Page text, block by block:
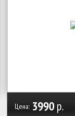
Цена: 3990р.